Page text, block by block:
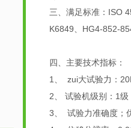
三、满足标准：ISO
K6849、HG4-852-
四、主要技术指标：
1、 zui大试验力：
2、 试验机级别：1级
3、 试验力准确度；